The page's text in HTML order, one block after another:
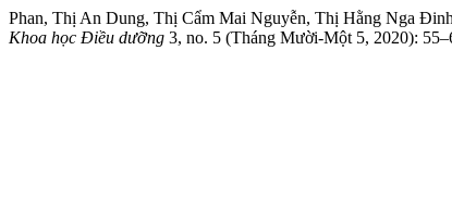
Phan, Thị An Dung, Thị Cẩm Mai Nguyễn, Thị Hằng Nga
Khoa học Điều dưỡng 3, no. 5 (Tháng Mười-Một 5, 2020):